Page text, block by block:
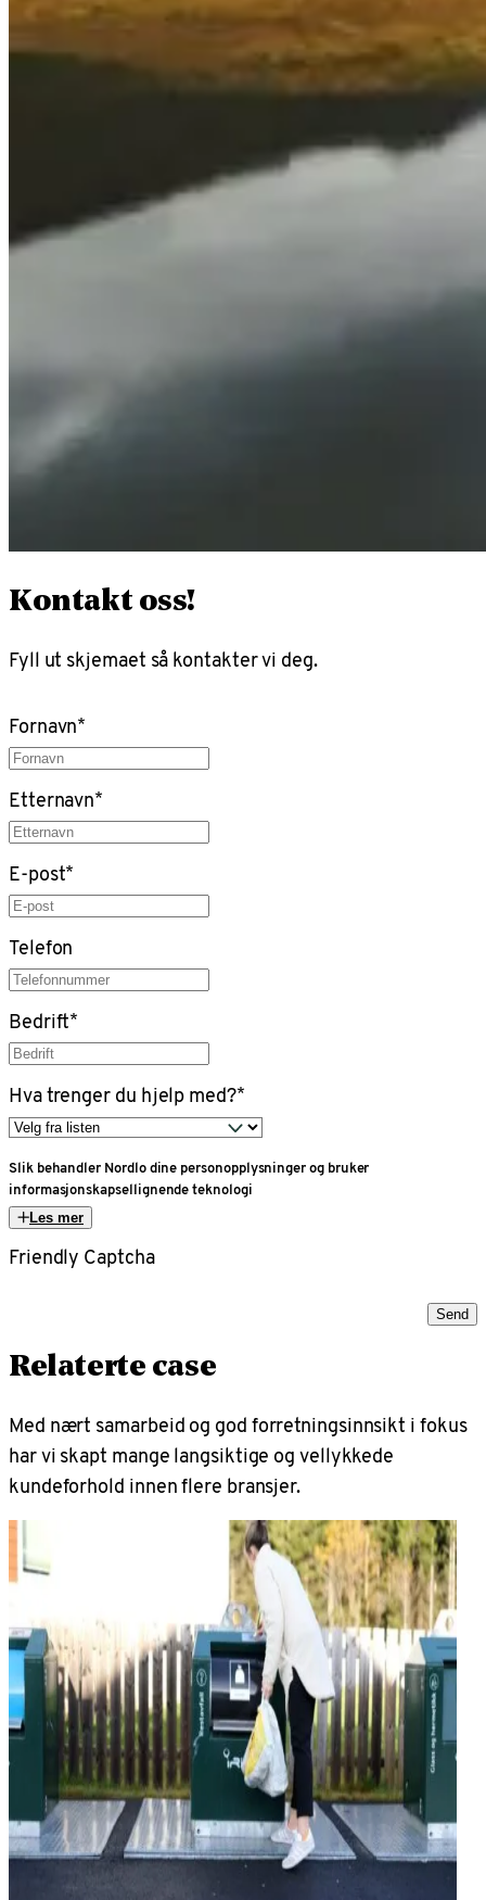
Kontakt oss!
Fyll ut skjemaet så kontakter vi deg.
Fornavn*
Etternavn*
E-post*
Telefon
Bedrift*
Hva trenger du hjelp med?*
Slik behandler Nordlo dine personopplysninger og bruker
informasjonskapsellignende teknologi
Les mer
Friendly Captcha
Send
Relaterte case
Med nært samarbeid og god forretningsinnsikt i fokus
har vi skapt mange langsiktige og vellykkede
kundeforhold innen flere bransjer.